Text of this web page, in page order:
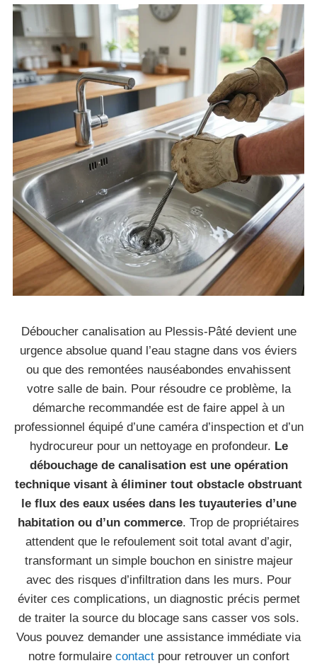
Déboucher canalisation au Plessis-Pâté devient une
urgence absolue quand l’eau stagne dans vos éviers
ou que des remontées nauséabondes envahissent
votre salle de bain. Pour résoudre ce problème, la
démarche recommandée est de faire appel à un
professionnel équipé d’une caméra d’inspection et d’un
hydrocureur pour un nettoyage en profondeur. Le
débouchage de canalisation est une opération
technique visant à éliminer tout obstacle obstruant
le flux des eaux usées dans les tuyauteries d’une
habitation ou d’un commerce. Trop de propriétaires
attendent que le refoulement soit total avant d’agir,
transformant un simple bouchon en sinistre majeur
avec des risques d’infiltration dans les murs. Pour
éviter ces complications, un diagnostic précis permet
de traiter la source du blocage sans casser vos sols.
Vous pouvez demander une assistance immédiate via
notre formulaire contactpour retrouver un confort